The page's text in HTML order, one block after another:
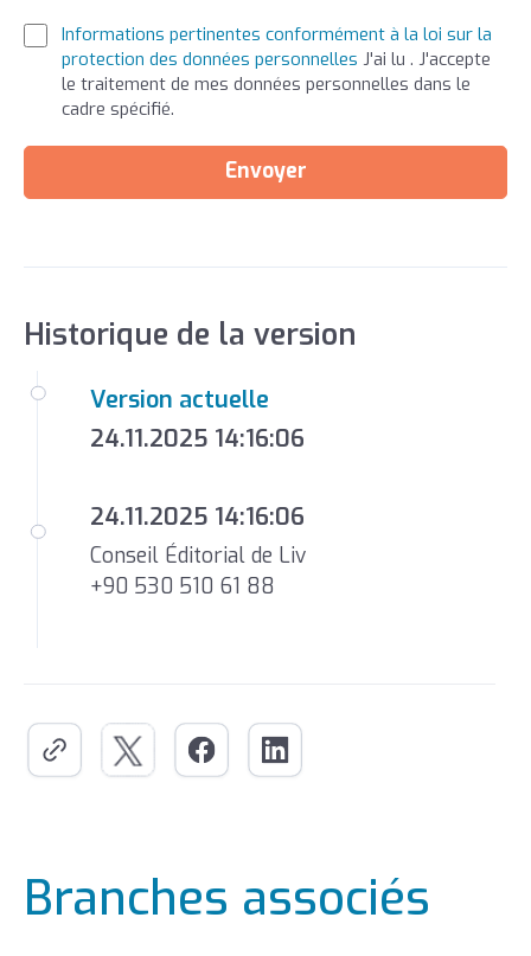
Informations pertinentes conformément à la loi sur la
protection des données personnelles J'ai lu . J'accepte
le traitement de mes données personnelles dans le
cadre spécifié.
Envoyer
Historique de la version
Version actuelle
24.11.2025 14:16:06
24.11.2025 14:16:06
Conseil Éditorial de Liv
+90 530 510 61 88
Branches associés